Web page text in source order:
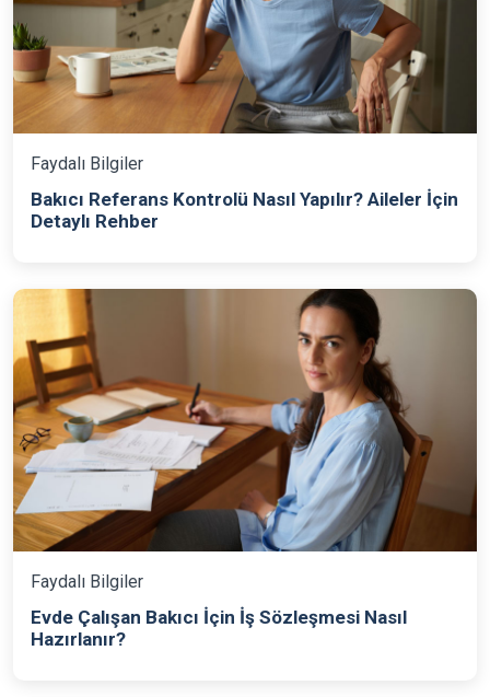
Faydalı Bilgiler
Bakıcı Referans Kontrolü Nasıl Yapılır? Aileler İçin
Detaylı Rehber
Faydalı Bilgiler
Evde Çalışan Bakıcı İçin İş Sözleşmesi Nasıl
Hazırlanır?